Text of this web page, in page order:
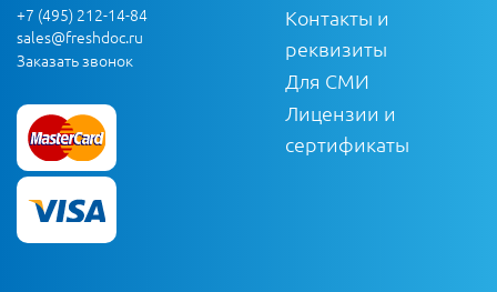
+7 (495) 212-14-84
sales@freshdoc.ru
Заказать звонок
Контакты и
реквизиты
Для СМИ
Лицензии и
сертификаты